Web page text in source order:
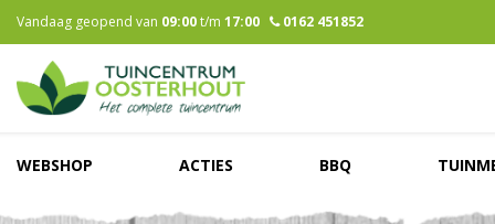
naarVandaag geopend van 09:00t/m 17:00 0162 451852
WEBSHOP ACTIES BBQ